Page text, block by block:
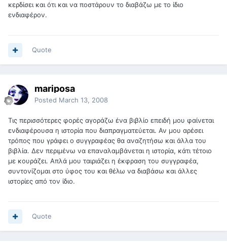
κερδίσει και ότι και να ποστάρουν το διαβάζω με το ίδιο
ενδιαφέρον.
Quote
mariposa
Posted March 13, 2008
Τις περισσότερες φορές αγοράζω ένα βιβλίο επειδή μου φαίνεται
ενδιαφέρουσα η ιστορία που διαπραγματεύεται. Αν μου αρέσει
τρόπος που γράφει ο συγγραφέας θα αναζητήσω και άλλα του
βιβλία. Δεν περιμένω να επαναλαμβάνεται η ιστορία, κάτι τέτοιο
με κουράζει. Απλά μου ταιριάζει η έκφραση του συγγραφέα,
συντονίζομαι στο ύφος του και θέλω να διαβάσω και άλλες
ιστορίες από τον ίδιο.
Quote